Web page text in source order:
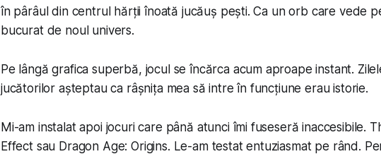
în pârâul din centrul hărții înoată jucăuș pești. Ca un orb care vede
bucurat de noul univers.
Pe lângă grafica superbă, jocul se încărca acum aproape instant.
jucătorilor așteptau ca râșnița mea să intre în funcțiune erau istorie.
Mi-am instalat apoi jocuri care până atunci îmi fuseseră inaccesibile.
Effect sau Dragon Age: Origins. Le-am testat entuziasmat pe rând.